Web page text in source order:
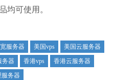
均可使用。
服务器 美国vps
美国云服务器
务器 香港vps
香港云服务器
服务器